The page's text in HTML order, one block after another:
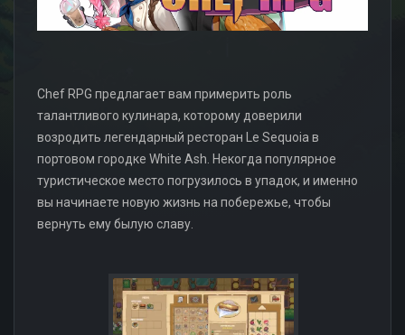
Chef RPG предлагает вам примерить роль
талантливого кулинара, которому доверили
возродить легендарный ресторан Le Sequoia в
портовом городке White Ash. Некогда популярное
туристическое место погрузилось в упадок, и именно
вы начинаете новую жизнь на побережье, чтобы
вернуть ему былую славу.